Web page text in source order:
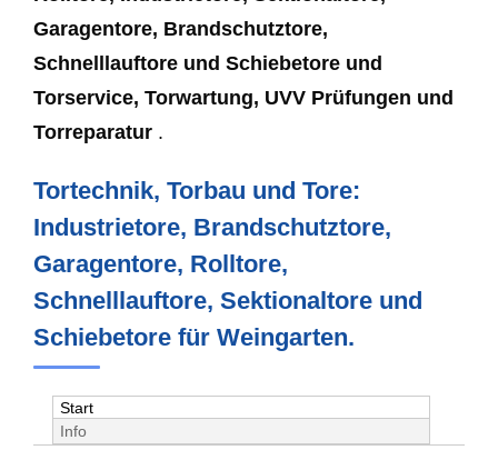
Garagentore, Brandschutztore,
Schnelllauftore und Schiebetore und
Torservice, Torwartung, UVV Prüfungen und
Torreparatur .
Tortechnik, Torbau und Tore:
Industrietore, Brandschutztore,
Garagentore, Rolltore,
Schnelllauftore, Sektionaltore und
Schiebetore für Weingarten.
Start
Info